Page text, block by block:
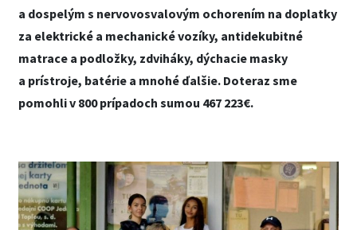
a dospelým s nervovosvalovým ochorením na doplatky
za elektrické a mechanické vozíky, antidekubitné
matrace a podložky, zdviháky, dýchacie masky
a prístroje, batérie a mnohé ďalšie. Doteraz sme
pomohli v 800 prípadoch sumou 467 223€.